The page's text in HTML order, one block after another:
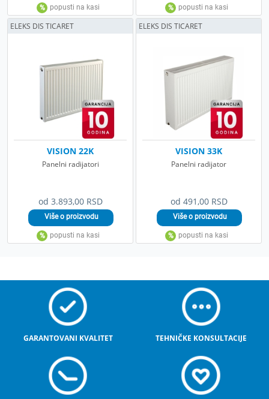
od 3.893,00 RSD
VISION 22K
Panelni radijatori
ELEKS DIS TICARET
od 491,00 RSD
VISION 33K
Panelni radijator
ELEKS DIS TICARET
GARANTOVANI KVALITET TEHNIČKE KONSULTACIJE